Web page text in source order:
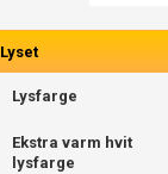
Lyset
Lysfarge
Ekstra varm hvit
lysfarge